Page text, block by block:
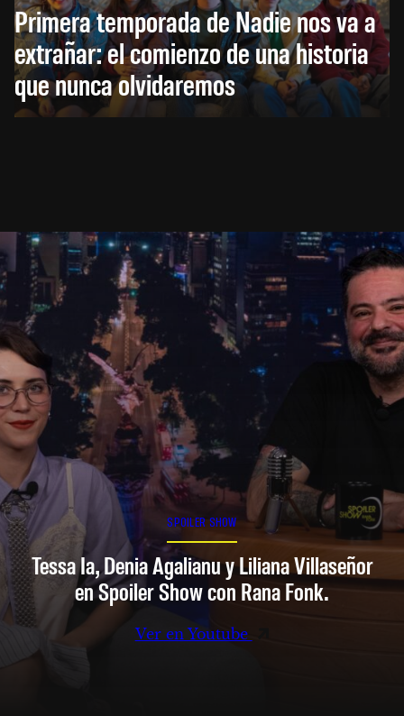
Primera temporada de Nadie nos va a
extrañar: el comienzo de una historia
que nunca olvidaremos
SPOILER SHOW
Tessa Ia, Denia Agalianu y Liliana Villaseñor
en Spoiler Show con Rana Fonk.
Ver en Youtube